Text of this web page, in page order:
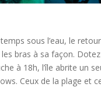
sous l’eau, le
bras à sa façon. Dotez
à 18h, l’île abrite un
Ceux de la plage et